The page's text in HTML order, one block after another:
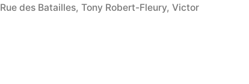
Rue des Batailles,Tony Robert-Fleury,Victor